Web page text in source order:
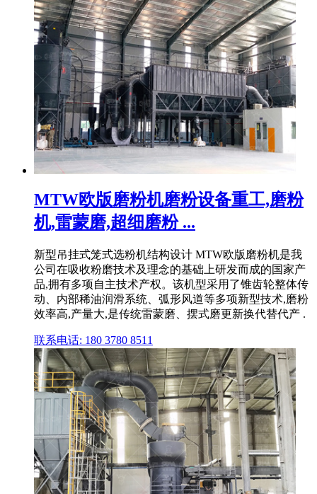
MTW欧版磨粉机磨粉设备重工,磨粉
机,雷蒙磨,超细磨粉 ...
新型吊挂式笼式选粉机结构设计 MTW欧版磨粉机是我
公司在吸收粉磨技术及理念的基础上研发而成的国家产
品,拥有多项自主技术产权。该机型采用了锥齿轮整体传
动、内部稀油润滑系统、弧形风道等多项新型技术,磨粉
效率高,产量大,是传统雷蒙磨、摆式磨更新换代替代产 .
联系电话: 180 3780 8511